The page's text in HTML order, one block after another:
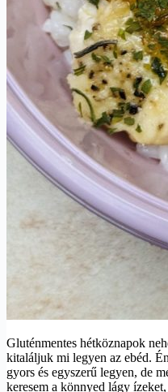
Gluténmentes hétköznapok
kitaláljuk mi legyen az ebéd.
gyors és egyszerű legyen, de
keresem a könnyed lágy